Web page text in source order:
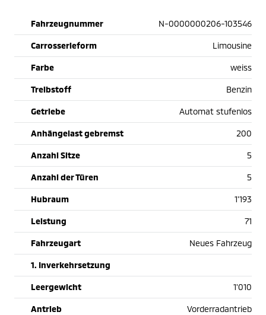
Fahrzeugnummer N-0000000206-103546
Carrosserieform Limousine
Farbe weiss
Treibstoff Benzin
Getriebe Automat stufenlos
Anhängelast gebremst 200
Anzahl Sitze 5
Anzahl der Türen 5
Hubraum 1'193
Leistung 71
Fahrzeugart Neues Fahrzeug
1. Inverkehrsetzung
Leergewicht 1'010
Antrieb Vorderradantrieb